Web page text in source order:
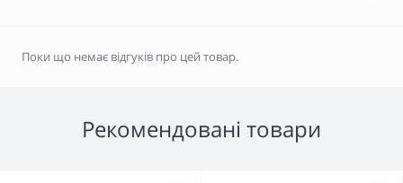
Поки що немає відгуків про цей товар.
Рекомендовані товари